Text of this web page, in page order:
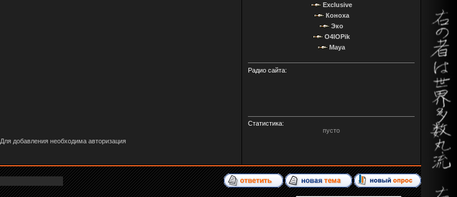
Для добавления необходима авторизация
Exclusive
Коноха
Эко
O4IOPik
Maya
Радио сайта:
Статистика:
пусто